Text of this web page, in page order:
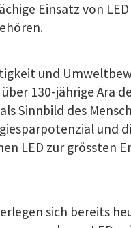
Einsatz von
und
130-jährige Ära
Sinnbild des
und
LED zur grössten
sich bereits